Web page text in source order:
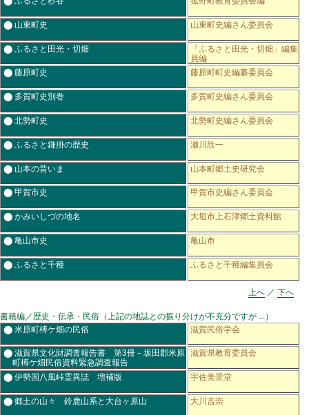
⬤ 山東町史 山東町史編さん委員会
⬤ ふるさと田光・切畑
「ふるさと田光・切畑」編集
員編
⬤ 藤原町史
藤原町町史編纂委員会
⬤ 多賀町史別巻 多賀町史編さん委員会
⬤ 北勢町史 北勢町史編さん委員会
⬤ ふるさと鎌掛の歴史 瀬川欣一
⬤ 山本の昔いま 山本町郷土史研究会
⬤ 甲賀市史 甲賀市史編さん委員会
⬤ かみいしづの地名 大垣市上石津郷土資料館
⬤ 亀山市史 亀山市
⬤ ふるさと千種 ふるさと千種編集員会
上へ／ 下へ
書籍編／歴史・伝承・民俗（上記の地誌との振り分けが不充分ですが ...）
⬤ 米原町榑ケ畑の民俗
滋賀民俗学会
⬤ 滋賀県文化財調査報告書 第3冊－坂田郡米原
町榑ケ畑民俗資料緊急調査報告
滋賀県教育委員会
⬤ 伊勢国八風峠霊異誌 増補版 宇佐美景堂
⬤ 郷土の山々 鈴鹿山系と大台ヶ原山 大川吉崇